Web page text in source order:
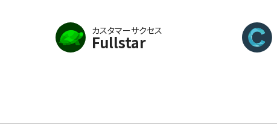
カスタマーサクセス
Fullstar